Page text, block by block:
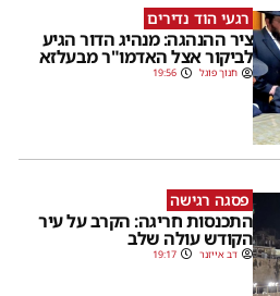
רגעי הוד נדירים
ציר ההנהגה: מנהיג הדור הגיע
לביקור אצל האדמו"ר מבעלזא
חנוך פוגל 19:56
פסגה רגישה
התכנסות חריגה: הקרב על עיר
הקודש עולה שלב
דב אייזנר 19:17